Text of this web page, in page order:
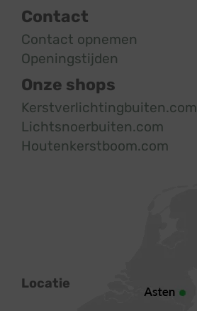
Contact
Contact opnemen
Openingstijden
Onze shops
Kerstverlichtingbuiten.com
Lichtsnoerbuiten.com
Houtenkerstboom.com
Locatie